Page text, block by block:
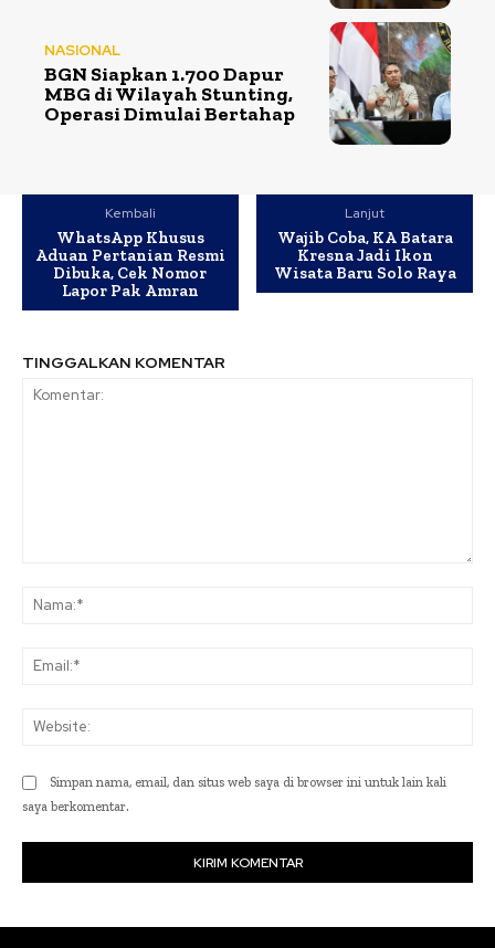
NASIONAL
BGN Siapkan 1.700 Dapur
MBG di Wilayah Stunting,
Operasi Dimulai Bertahap
Kembali
WhatsApp Khusus
Aduan Pertanian Resmi
Dibuka, Cek Nomor
Lapor Pak Amran
Lanjut
Wajib Coba, KA Batara
Kresna Jadi Ikon
Wisata Baru Solo Raya
TINGGALKAN KOMENTAR
Simpan nama, email, dan situs web saya di browser ini untuk lain kali
saya berkomentar.